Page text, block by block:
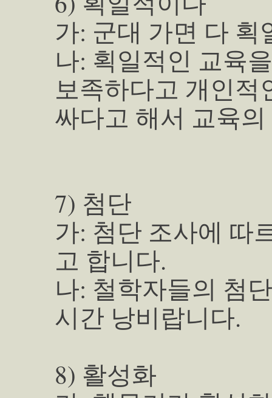
가: 군대 가면 다 획
나: 획일적인 교육
보족하다고 개인적
싸다고 해서 교육
7) 첨단
가: 첨단 조사에 따
고 합니다.
나: 철학자들의 첨
시간 낭비랍니다.
8) 활성화